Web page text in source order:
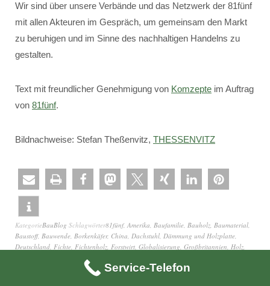
Wir sind über unsere Verbände und das Netzwerk der 81fünf
mit allen Akteuren im Gespräch, um gemeinsam den Markt
zu beruhigen und im Sinne des nachhaltigen Handelns zu
gestalten.
Text mit freundlicher Genehmigung von Komzepte im Auftrag
von 81fünf.
Bildnachweise: Stefan Theßenvitz, THESSENVITZ
KategorieBauBlog Schlagwörter81fünf, Amerika, Baufamilie, Bauholz, Baumaterial,
Baustoff, Bauwende, Borkenkäfer, China, Dachstuhl, Dämmung und Holzplatte,
Deutschland, Fichte, Fichtenholz, Forstwirt, Globalisierung, Großbritannien, Holz,
Holzbaubetrieb
,Konstruktionsholz,Mangelware,Massivholz
Nadelschnittholz
Service-Telefon